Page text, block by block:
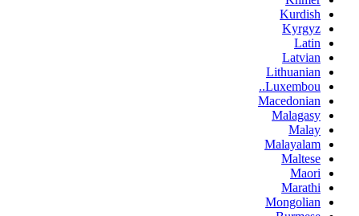
Kurdish
Kyrgyz
Latin
Latvian
Lithuanian
Luxembou..
Macedonian
Malagasy
Malay
Malayalam
Maltese
Maori
Marathi
Mongolian